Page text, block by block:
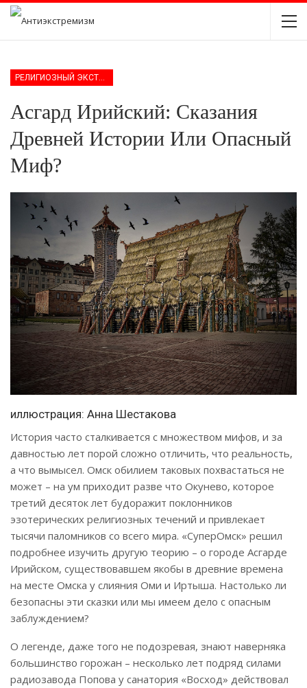
Асгард Ирийский: Сказания
Древней Истории Или Опасный
Миф?
иллюстрация: Анна Шестакова
История часто сталкивается с множеством мифов, и за
давностью лет порой сложно отличить, что реальность,
а что вымысел. Омск обилием таковых похвастаться не
может – на ум приходит разве что Окунево, которое
третий десяток лет будоражит поклонников
эзотерических религиозных течений и привлекает
тысячи паломников со всего мира. «СуперОмск» решил
подробнее изучить другую теорию – о городе Асгарде
Ирийском, существовавшем якобы в древние времена
на месте Омска у слияния Оми и Иртыша. Настолько ли
безопасны эти сказки или мы имеем дело с опасным
заблуждением?
О легенде, даже того не подозревая, знают наверняка
большинство горожан – несколько лет подряд силами
радиозавода Попова у санатория «Восход» действовал